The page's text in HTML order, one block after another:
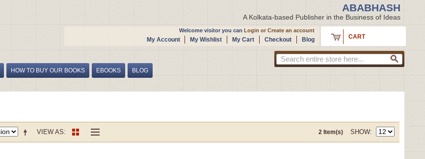
ABABHASH
A Kolkata-based Publisher in the Business of Ideas
Welcome visitor you can Login or Create an account
My Account My Wishlist My Cart Checkout Blog CART
HOW TO BUY OUR BOOKS EBOOKS
BLOG
VIEW AS 2 Item(s) SHOW